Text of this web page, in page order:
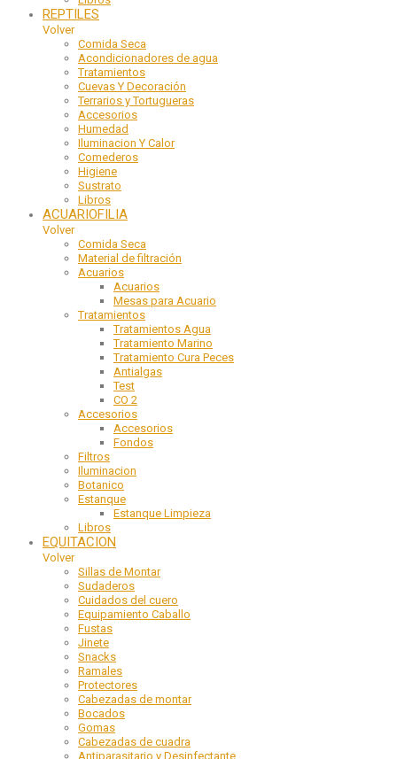
REPTILES
Volver
Comida Seca
Acondicionadores de agua
Tratamientos
Cuevas Y Decoración
Terrarios y Tortugueras
Accesorios
Humedad
Iluminacion Y Calor
Comederos
Higiene
Sustrato
Libros
ACUARIOFILIA
Volver
Comida Seca
Material de filtración
Acuarios
Acuarios
Mesas para Acuario
Tratamientos
Tratamientos Agua
Tratamiento Marino
Tratamiento Cura Peces
Antialgas
Test
CO 2
Accesorios
Accesorios
Fondos
Filtros
Iluminacion
Botanico
Estanque
Estanque Limpieza
Libros
EQUITACION
Volver
Sillas de Montar
Sudaderos
Cuidados del cuero
Equipamiento Caballo
Fustas
Jinete
Snacks
Ramales
Protectores
Cabezadas de montar
Bocados
Gomas
Cabezadas de cuadra
Antiparasitario y Desinfectante